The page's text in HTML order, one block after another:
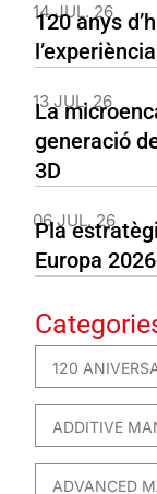
14 JUL. 26
120 anys
l’experiència
13 JUL. 26
La
generació
3D
06 JUL. 26
Pla
Europa
120
ADDITIVE
ADVANCED